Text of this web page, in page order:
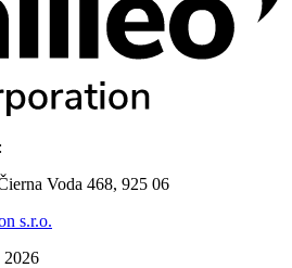
Voda 468, 925 06
s.r.o.
2026